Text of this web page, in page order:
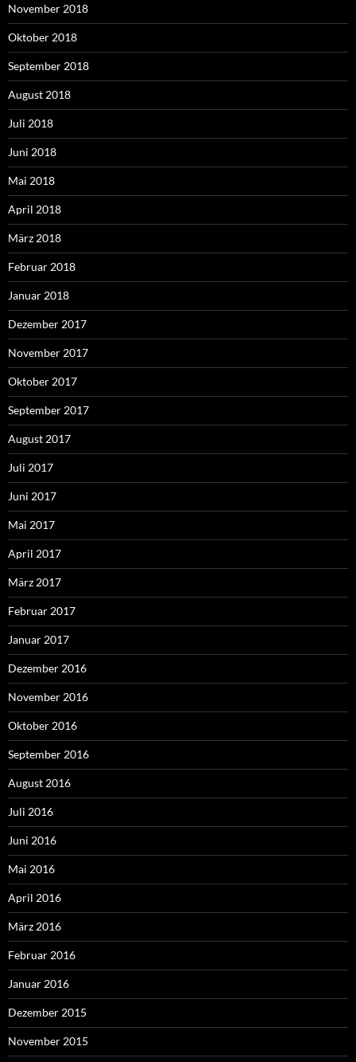
November 2018
Oktober 2018
September 2018
August 2018
Juli 2018
Juni 2018
Mai 2018
April 2018
März 2018
Februar 2018
Januar 2018
Dezember 2017
November 2017
Oktober 2017
September 2017
August 2017
Juli 2017
Juni 2017
Mai 2017
April 2017
März 2017
Februar 2017
Januar 2017
Dezember 2016
November 2016
Oktober 2016
September 2016
August 2016
Juli 2016
Juni 2016
Mai 2016
April 2016
März 2016
Februar 2016
Januar 2016
Dezember 2015
November 2015